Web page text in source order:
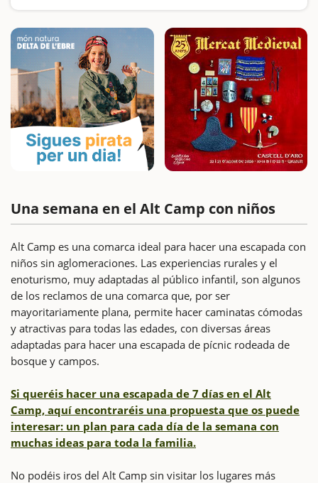
Una semana en el Alt Camp con niños
Alt Camp es una comarca ideal para hacer una escapada con
niños sin aglomeraciones. Las experiencias rurales y el
enoturismo, muy adaptadas al público infantil, son algunos
de los reclamos de una comarca que, por ser
mayoritariamente plana, permite hacer caminatas cómodas
y atractivas para todas las edades, con diversas áreas
adaptadas para hacer una escapada de pícnic rodeada de
bosque y campos.
Si queréis hacer una escapada de 7 días en el Alt
Camp, aquí encontraréis una propuesta que os puede
interesar: un plan para cada día de la semana con
muchas ideas para toda la familia.
No podéis iros del Alt Camp sin visitar los lugares más